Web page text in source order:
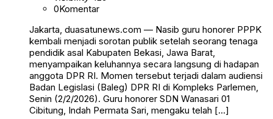
0Komentar
Jakarta, duasatunews.com — Nasib guru honorer PPPK
kembali menjadi sorotan publik setelah seorang tenaga
pendidik asal Kabupaten Bekasi, Jawa Barat,
menyampaikan keluhannya secara langsung di hadapan
anggota DPR RI. Momen tersebut terjadi dalam audiensi
Badan Legislasi (Baleg) DPR RI di Kompleks Parlemen,
Senin (2/2/2026). Guru honorer SDN Wanasari 01
Cibitung, Indah Permata Sari, mengaku telah […]